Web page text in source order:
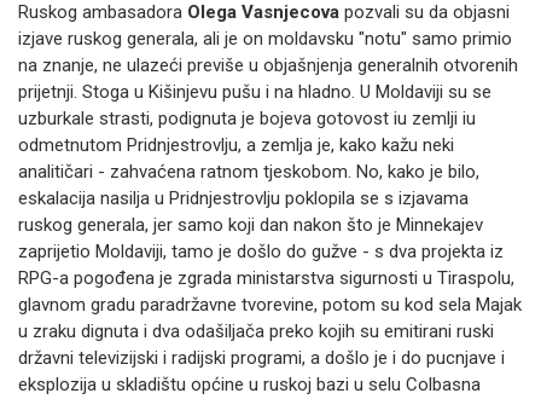
Ruskog ambasadora Olega Vasnjecova pozvali su da objasni
izjave ruskog generala, ali je on moldavsku "notu" samo primio
na znanje, ne ulazeći previše u objašnjenja generalnih otvorenih
prijetnji. Stoga u Kišinjevu pušu i na hladno. U Moldaviji su se
uzburkale strasti, podignuta je bojeva gotovost iu zemlji iu
odmetnutom Pridnjestrovlju, a zemlja je, kako kažu neki
analitičari - zahvaćena ratnom tjeskobom. No, kako je bilo,
eskalacija nasilja u Pridnjestrovlju poklopila se s izjavama
ruskog generala, jer samo koji dan nakon što je Minnekajev
zaprijetio Moldaviji, tamo je došlo do gužve - s dva projekta iz
RPG-a pogođena je zgrada ministarstva sigurnosti u Tiraspolu,
glavnom gradu paradržavne tvorevine, potom su kod sela Majak
u zraku dignuta i dva odašiljača preko kojih su emitirani ruski
državni televizijski i radijski programi, a došlo je i do pucnjave i
eksplozija u skladištu općine u ruskoj bazi u selu Colbasna